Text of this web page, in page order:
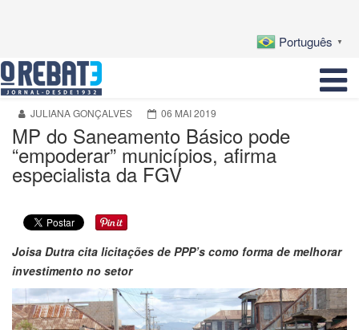
Português ▼
JULIANA GONÇALVES 06 MAI 2019
MP do Saneamento Básico pode
“empoderar” municípios, afirma
especialista da FGV
Joisa Dutra cita licitações de PPP’s como forma de melhorar
investimento no setor